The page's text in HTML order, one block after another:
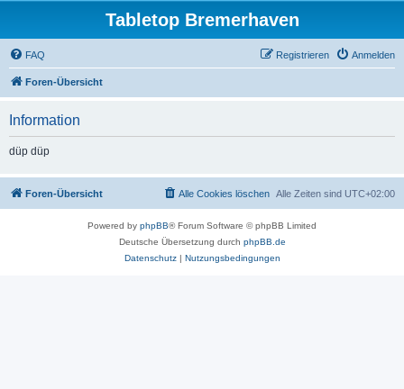
Tabletop Bremerhaven
FAQ Anmelden
Registrieren
Foren-Übersicht
Information
düp düp
Foren-Übersicht Alle Zeiten sind UTC+02:00
Alle Cookies löschen
Powered by phpBB® Forum Software © phpBB Limited
Deutsche Übersetzung durch phpBB.de
Datenschutz| Nutzungsbedingungen